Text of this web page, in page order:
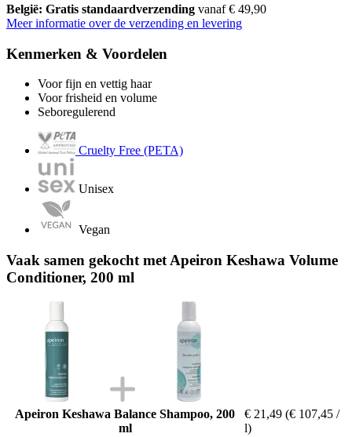
België: Gratis standaardverzending vanaf € 49,90
Meer informatie over de verzending en levering
Kenmerken & Voordelen
Voor fijn en vettig haar
Voor frisheid en volume
Seboregulerend
Cruelty Free (PETA)
Unisex
Vegan
Vaak samen gekocht met Apeiron Keshawa Volume
Conditioner, 200 ml
Apeiron Keshawa Balance Shampoo, 200
ml
€ 21,49 (€ 107,45 /
l)